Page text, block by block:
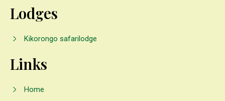
Lodges
Kikorongo safarilodge
Links
Home